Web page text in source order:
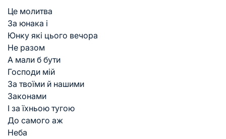
Це молитва
За юнака і
Юнку які цього вечора
Не разом
А мали б бути
Господи мій
За твоїми й нашими
Законами
І за їхньою тугою
До самого аж
Неба